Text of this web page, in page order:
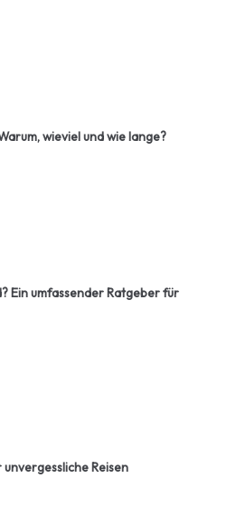
wieviel und wie lange?
Ein umfassender Ratgeber für
Reisen